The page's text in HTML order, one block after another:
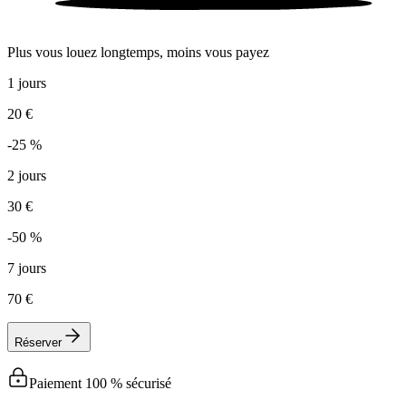
Plus vous louez longtemps, moins vous payez
1 jours
20 €
-25 %
2 jours
30 €
-50 %
7 jours
70 €
Réserver
Paiement 100 % sécurisé